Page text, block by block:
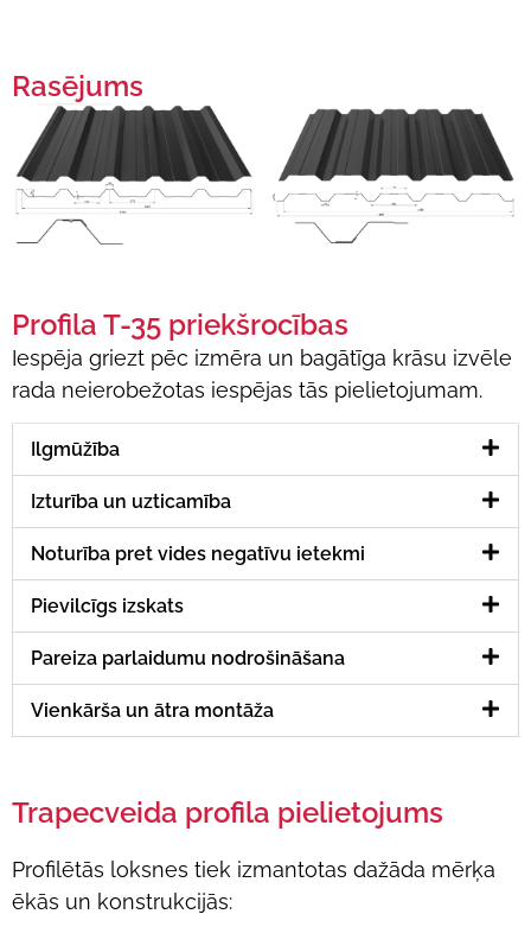
Rasējums
Profila T-35 priekšrocības
Iespēja griezt pēc izmēra un bagātīga krāsu izvēle
rada neierobežotas iespējas tās pielietojumam.
Ilgmūžība
Izturība un uzticamība
Noturība pret vides negatīvu ietekmi
Pievilcīgs izskats
Pareiza parlaidumu nodrošināšana
Vienkārša un ātra montāža
Trapecveida profila pielietojums
Profilētās loksnes tiek izmantotas dažāda mērķa
ēkās un konstrukcijās: